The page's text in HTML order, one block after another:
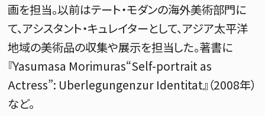
画を担当。以前はテート・モダンの海外美術部門に
て、アシスタント・キュレイターとして、アジア太平洋
地域の美術品の収集や展示を担当した。著書に
『Yasumasa Morimuras“Self-portrait as
Actress”: Uberlegungenzur Identitat』（2008年）
など。